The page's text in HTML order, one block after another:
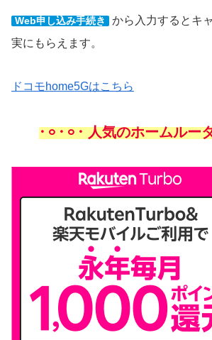
Web申し込み手続き
から入力するとキ
実にもらえます。
ドコモhome5Gはこちら
𐄁𐄙𐄁𐄙𐄁 人気のホームルー